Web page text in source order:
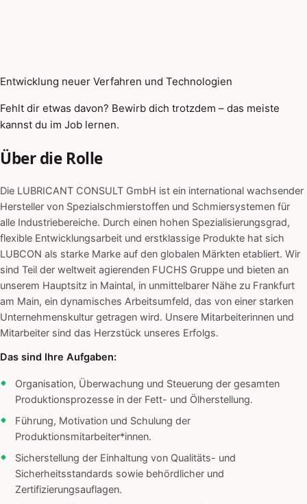
Entwicklung neuer Verfahren und Technologien
Fehlt dir etwas davon? Bewirb dich trotzdem – das meiste
kannst du im Job lernen.
Über die Rolle
Die LUBRICANT CONSULT GmbH ist ein international wachsender
Hersteller von Spezialschmierstoffen und Schmiersystemen für
alle Industriebereiche. Durch einen hohen Spezialisierungsgrad,
flexible Entwicklungsarbeit und erstklassige Produkte hat sich
LUBCON als starke Marke auf den globalen Märkten etabliert. Wir
sind Teil der weltweit agierenden FUCHS Gruppe und bieten an
unserem Hauptsitz in Maintal, in unmittelbarer Nähe zu Frankfurt
am Main, ein dynamisches Arbeitsumfeld, das von einer starken
Unternehmenskultur getragen wird. Unsere Mitarbeiterinnen und
Mitarbeiter sind das Herzstück unseres Erfolgs.
Das sind Ihre Aufgaben:
Organisation, Überwachung und Steuerung der gesamten
Produktionsprozesse in der Fett- und Ölherstellung.
Führung, Motivation und Schulung der
Produktionsmitarbeiter*innen.
Sicherstellung der Einhaltung von Qualitäts- und
Sicherheitsstandards sowie behördlicher und
Zertifizierungsauflagen.